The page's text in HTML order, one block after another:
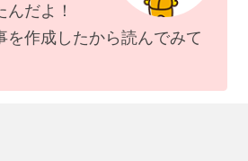
んだよ！
を作成したから読んでみて